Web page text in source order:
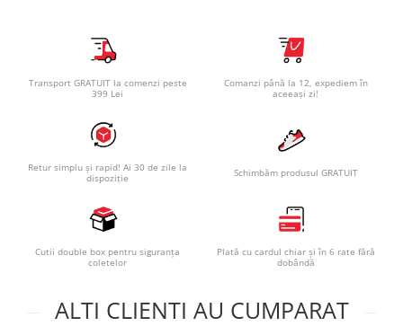
Transport GRATUIT la comenzi peste
399 Lei
Comanzi până la 12, expediem în
aceeași zi!
Retur simplu și rapid! Ai 30 de zile la
dispoziție
Schimbăm produsul GRATUIT
Cutii double box pentru siguranța
coletelor
Plată cu cardul chiar și în 6 rate fără
dobândă
ALTI CLIENTI AU CUMPARAT